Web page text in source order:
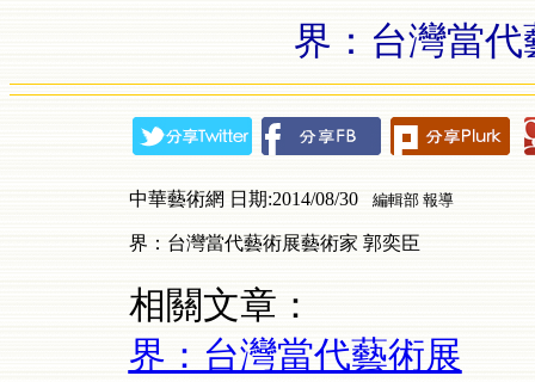
界：台灣當
中華藝術網 日期:2014/08/30 編輯部 報導
界：台灣當代藝術展藝術家 郭奕臣
相關文章：
界：台灣當代藝術展